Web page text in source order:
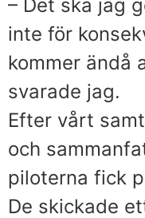
– Det ska jag
inte för
kommer ändå
svarade jag.
Efter vårt
och
piloterna fick
De skickade